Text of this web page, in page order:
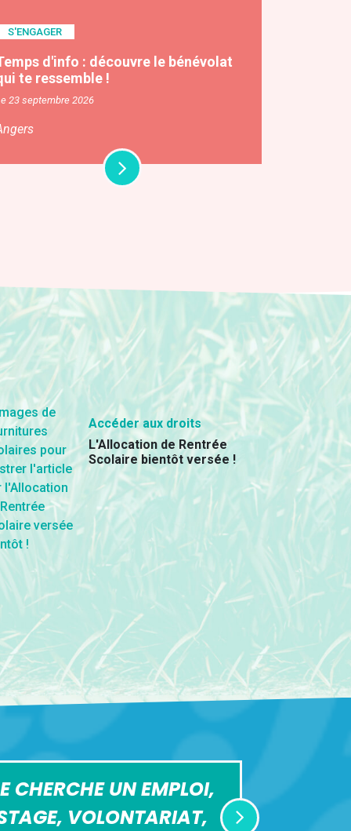
S'ENGAGER
d'info : découvre le bénévolat
te ressemble !
23 septembre 2026
Accéder aux droits
L'Allocation de Rentrée
Scolaire bientôt versée !
CHERCHE UN EMPLOI,
VOLONTARIAT,